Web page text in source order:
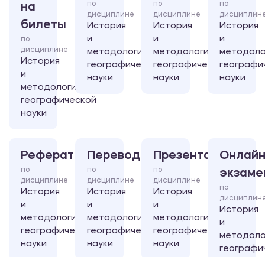
на
билеты
по
дисциплине
История
и
методология
географической
науки
по
дисциплине
История
и
методология
географической
науки
по
дисциплине
История
и
методология
географической
науки
по
История
и
науки
Реферат
по
дисциплине
История
и
методология
географической
науки
Перевод
по
дисциплине
История
и
методология
географической
науки
Презентация
по
дисциплине
История
и
методология
географической
науки
по
История
и